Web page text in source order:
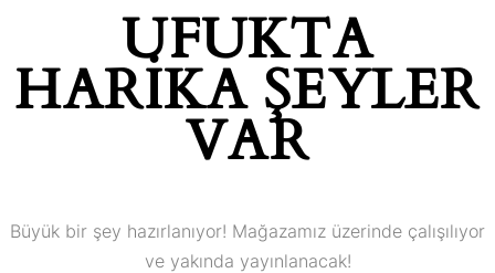
UFUKTA
HARIKA ŞEYLER
VAR
Büyük bir şey hazırlanıyor! Mağazamız üzerinde çalışılıyor
ve yakında yayınlanacak!